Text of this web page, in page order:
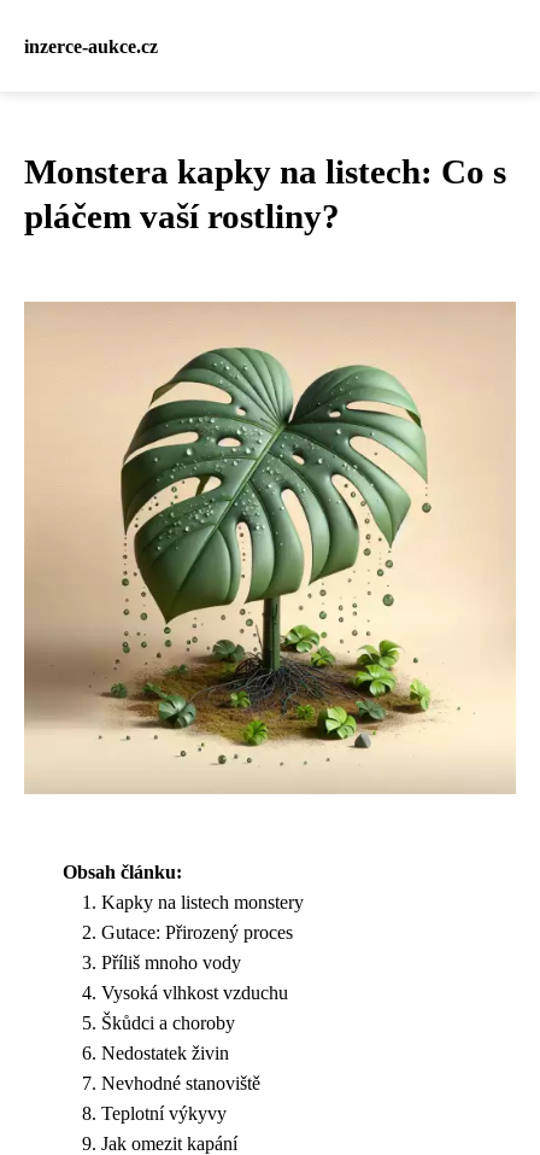
inzerce-aukce.cz
Monstera kapky na listech: Co s
pláčem vaší rostliny?
Obsah článku:
Kapky na listech monstery
Gutace: Přirozený proces
Příliš mnoho vody
Vysoká vlhkost vzduchu
Škůdci a choroby
Nedostatek živin
Nevhodné stanoviště
Teplotní výkyvy
Jak omezit kapání